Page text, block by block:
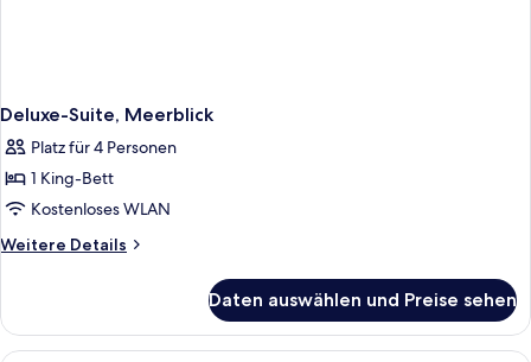
Deluxe-Suite, Meerblick
Platz für 4 Personen
1 King-Bett
Kostenloses WLAN
Weitere Details
Weitere
Suite,
Meerblick
Daten auswählen und Preise sehen